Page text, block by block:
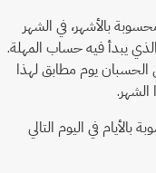
بالأشهر، في الشهر
يبدأ فيه حساب المهلة.
الحسبان يوم مطابق لهذا
الشهر.
في اليوم التالي